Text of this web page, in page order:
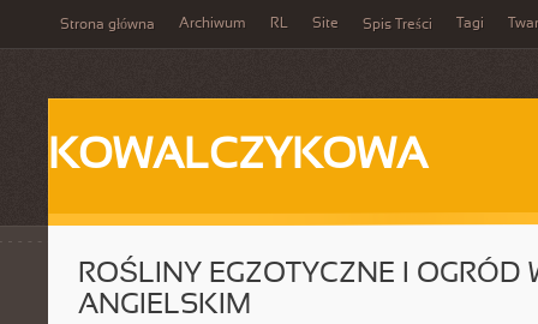
Strona główna Archiwum RL Site Spis Treści Tagi
KOWALCZYKOWA
ROŚLINY EGZOTYCZNE I OGRÓD
ANGIELSKIM